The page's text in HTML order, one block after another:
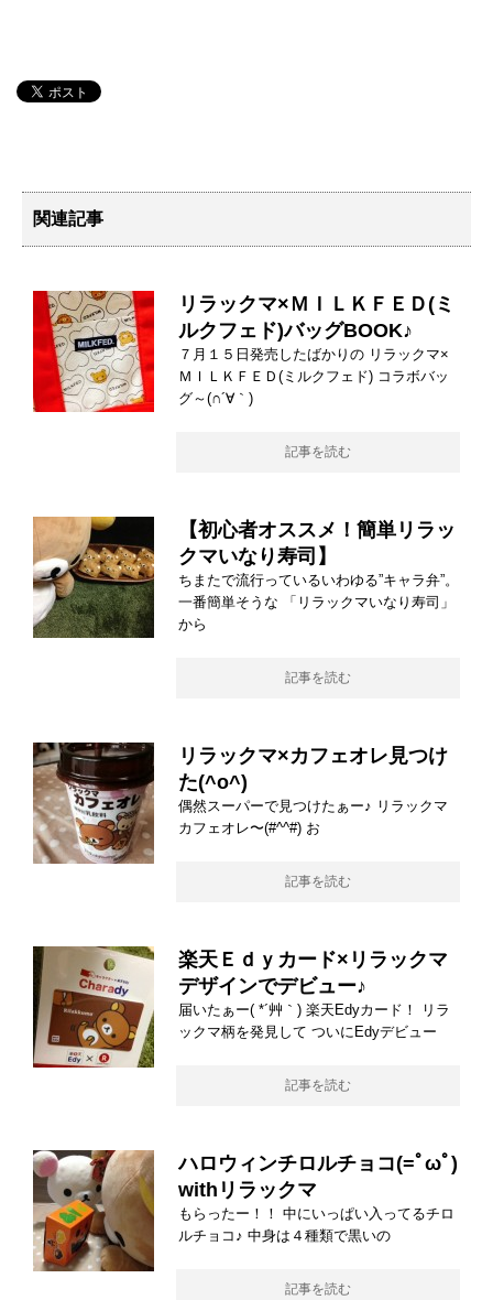
関連記事
リラックマ×ＭＩＬＫＦＥＤ(ミ
ルクフェド)バッグBOOK♪
７月１５日発売したばかりの リラックマ×
ＭＩＬＫＦＥＤ(ミルクフェド) コラボバッ
グ～(∩´∀｀)
記事を読む
【初心者オススメ！簡単リラッ
クマいなり寿司】
ちまたで流行っているいわゆる”キャラ弁”。
一番簡単そうな 「リラックマいなり寿司」
から
記事を読む
リラックマ×カフェオレ見つけ
た(^o^)
偶然スーパーで見つけたぁー♪ リラックマ
カフェオレ〜(#^^#) お
記事を読む
楽天Ｅｄｙカード×リラックマ
デザインでデビュー♪
届いたぁー( *´艸｀) 楽天Edyカード！ リラ
ックマ柄を発見して ついにEdyデビュー
記事を読む
ハロウィンチロルチョコ(=ﾟωﾟ)
withリラックマ
もらったー！！ 中にいっぱい入ってるチロ
ルチョコ♪ 中身は４種類で黒いの
記事を読む